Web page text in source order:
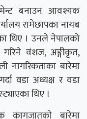
बनाउन आवश्यक
रामेछापका नायब
थिए । उनले नेपालको
वंशज, अङ्गीकृत,
नागरिकताका बारेमा
वडा अध्यक्ष र वडा
थिए ।
बारेमा